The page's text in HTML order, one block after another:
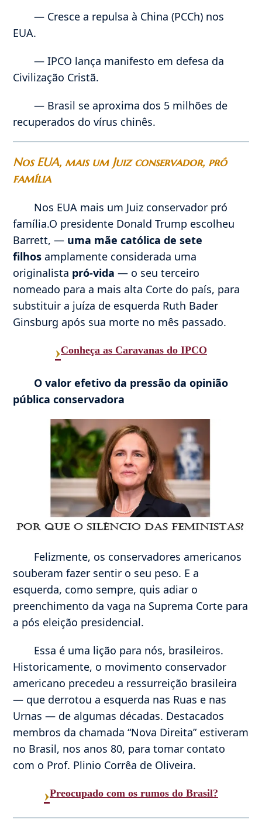
— Cresce a repulsa à China (PCCh) nos
EUA.
— IPCO lança manifesto em defesa da
Civilização Cristã.
— Brasil se aproxima dos 5 milhões de
recuperados do vírus chinês.
Nos EUA, mais um Juiz conservador, pró
família
Nos EUA mais um Juiz conservador pró
família.O presidente Donald Trump escolheu
Barrett, — uma mãe católica de sete
filhos amplamente considerada uma
originalista pró-vida — o seu terceiro
nomeado para a mais alta Corte do país, para
substituir a juíza de esquerda Ruth Bader
Ginsburg após sua morte no mês passado.
›Conheça as Caravanas do IPCO
O valor efetivo da pressão da opinião
pública conservadora
Felizmente, os conservadores americanos
souberam fazer sentir o seu peso. E a
esquerda, como sempre, quis adiar o
preenchimento da vaga na Suprema Corte para
a pós eleição presidencial.
Essa é uma lição para nós, brasileiros.
Historicamente, o movimento conservador
americano precedeu a ressurreição brasileira
— que derrotou a esquerda nas Ruas e nas
Urnas — de algumas décadas. Destacados
membros da chamada “Nova Direita” estiveram
no Brasil, nos anos 80, para tomar contato
com o Prof. Plinio Corrêa de Oliveira.
›Preocupado com os rumos do Brasil?